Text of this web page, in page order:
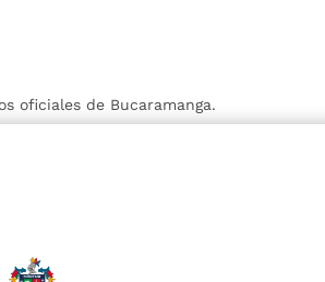
oficiales de Bucaramanga.